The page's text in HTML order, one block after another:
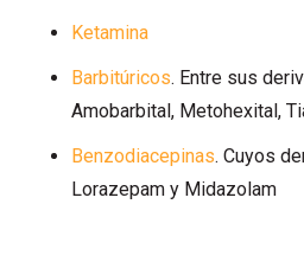
Ketamina
Barbitúricos. Entre sus
Amobarbital, Metohexital,
Benzodiacepinas. Cuyos
Lorazepam y Midazolam